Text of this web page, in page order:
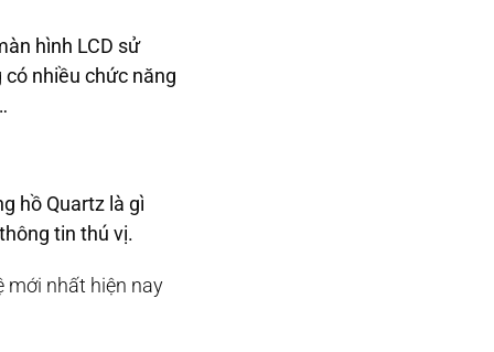
hình LCD sử
nhiều chức năng
hồ Quartz là gì
tin thú vị.
mới nhất hiện nay